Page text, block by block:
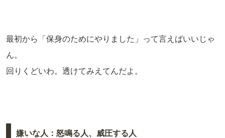
最初から「保身のためにやりました」って言えばいいじゃ
ん。
回りくどいわ。透けてみえてんだよ。
嫌いな人：怒鳴る人、威圧する人